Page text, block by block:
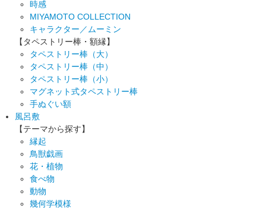
時感
MIYAMOTO COLLECTION
キャラクター／ムーミン
【タペストリー棒・額縁】
タペストリー棒（大）
タペストリー棒（中）
タペストリー棒（小）
マグネット式タペストリー棒
手ぬぐい額
風呂敷
【テーマから探す】
縁起
鳥獣戯画
花・植物
食べ物
動物
幾何学模様